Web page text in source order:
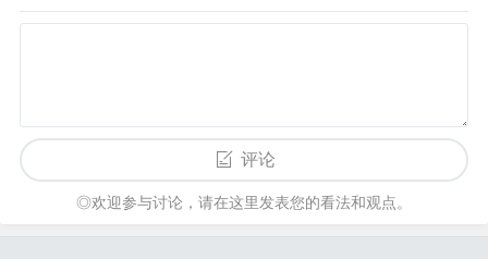
评论
◎欢迎参与讨论，请在这里发表您的看法和观点。